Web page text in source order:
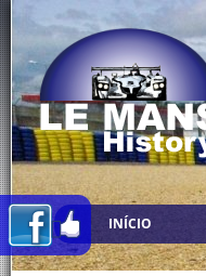
INÍCIO